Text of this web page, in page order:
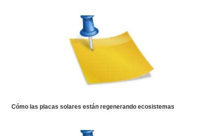
Cómo las placas solares están regenerando ecosistemas